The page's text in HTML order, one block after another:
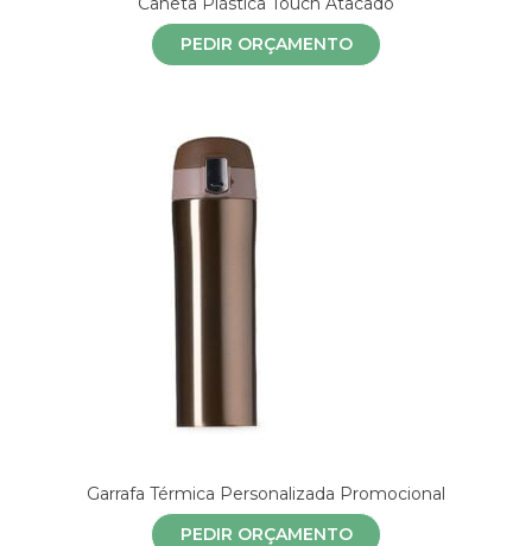
PEDIR ORÇAMENTO
Garrafa Térmica Personalizada Promocional
PEDIR ORÇAMENTO